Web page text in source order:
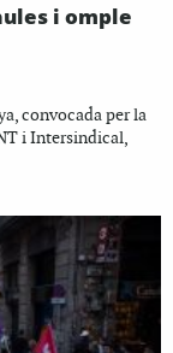
i omple
convocada per la
i Intersindical,